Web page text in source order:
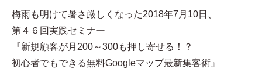
梅雨も明けて暑さ厳しくなった2018年7月10日、
第４６回実践セミナー
『新規顧客が月200～300も押し寄せる！？
初心者でもできる無料Googleマップ最新集客術』